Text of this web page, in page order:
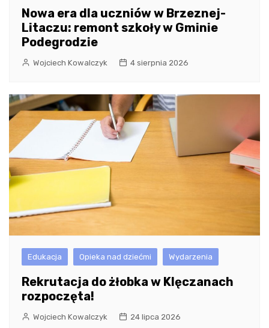
Nowa era dla uczniów w Brzeznej-
Litaczu: remont szkoły w Gminie
Podegrodzie
Wojciech Kowalczyk 4 sierpnia 2026
Edukacja Opieka nad dziećmi Wydarzenia
Rekrutacja do żłobka w Klęczanach
rozpoczęta!
Wojciech Kowalczyk 24 lipca 2026